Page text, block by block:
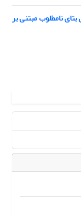
نامطلوب مبتنی بر